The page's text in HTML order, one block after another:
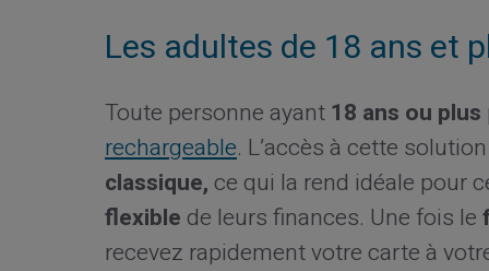
Les adultes de 18 ans et
Toute personne ayant18 ans ou plus
rechargeable. L’accès à cette
classique,ce qui la rend idéale pour
flexible de leurs finances. Une fois le
recevez rapidement votre carte à